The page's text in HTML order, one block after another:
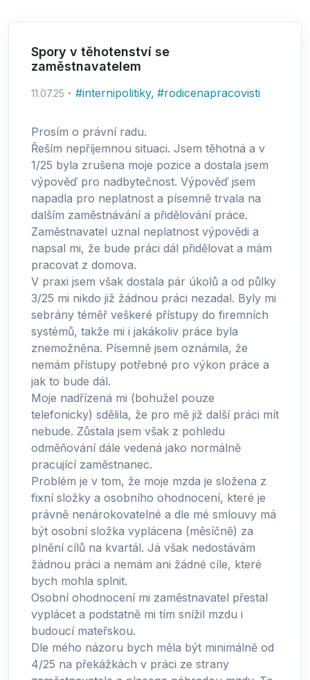
Spory v těhotenství se
zaměstnavatelem
11.07.25 #internipolitiky, #rodicenapracovisti
Prosím o právní radu.
Řeším nepříjemnou situaci. Jsem těhotná a v
1/25 byla zrušena moje pozice a dostala jsem
výpověď pro nadbytečnost. Výpověď jsem
napadla pro neplatnost a písemně trvala na
dalším zaměstnávání a přidělování práce.
Zaměstnavatel uznal neplatnost výpovědi a
napsal mi, že bude práci dál přidělovat a mám
pracovat z domova.
V praxi jsem však dostala pár úkolů a od půlky
3/25 mi nikdo již žádnou práci nezadal. Byly mi
sebrány téměř veškeré přístupy do firemních
systémů, takže mi i jakákoliv práce byla
znemožněna. Písemně jsem oznámila, že
nemám přístupy potřebné pro výkon práce a
jak to bude dál.
Moje nadřízená mi (bohužel pouze
telefonicky) sdělila, že pro mě již další práci mít
nebude. Zůstala jsem však z pohledu
odměňování dále vedená jako normálně
pracující zaměstnanec.
Problém je v tom, že moje mzda je složena z
fixní složky a osobního ohodnocení, které je
právně nenárokovatelné a dle mé smlouvy má
být osobní složka vyplácena (měsíčně) za
plnění cílů na kvartál. Já však nedostávám
žádnou práci a nemám ani žádné cíle, které
bych mohla splnit.
Osobní ohodnocení mi zaměstnavatel přestal
vyplácet a podstatně mi tím snížil mzdu i
budoucí mateřskou.
Dle mého názoru bych měla být minimálně od
4/25 na překážkách v práci ze strany